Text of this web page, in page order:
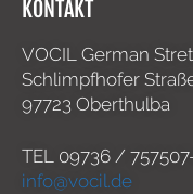
KONTAKT
VOCIL German
Schlimpfhofer
97723 Oberthulba
TEL 09736 /
info@vocil.de